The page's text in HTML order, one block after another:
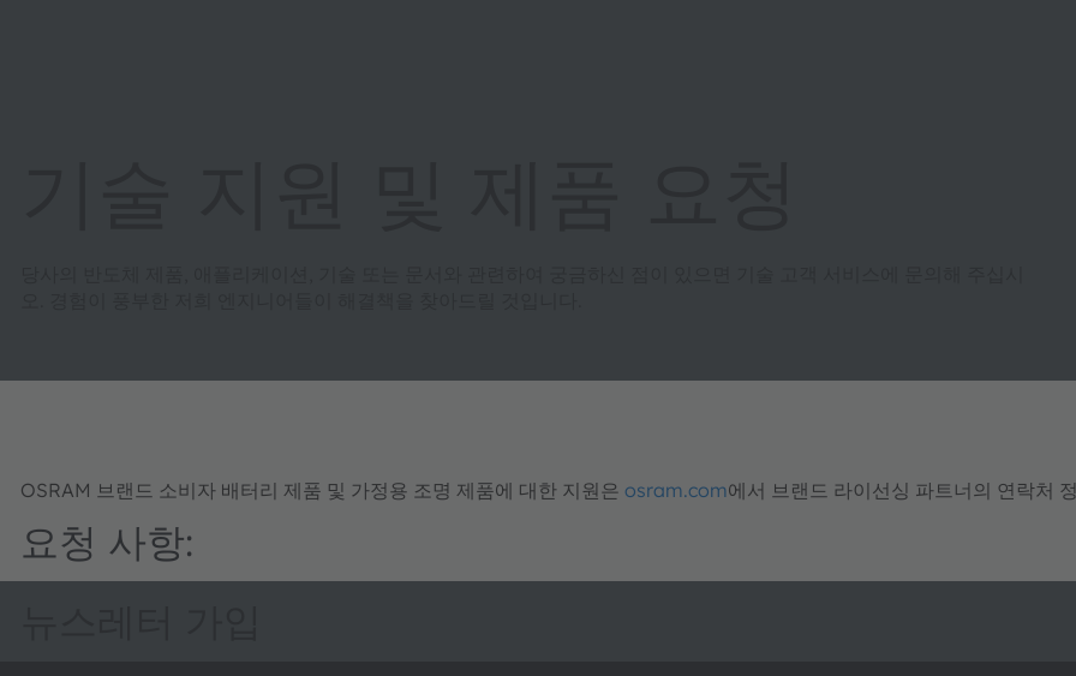
OSRAM 브랜드 소비자 배터리 제품 및 가정용 조명 제품에 대한 지원은 osram.com에서 브랜드 라이선싱 파트너의 연락처
요청 사항: